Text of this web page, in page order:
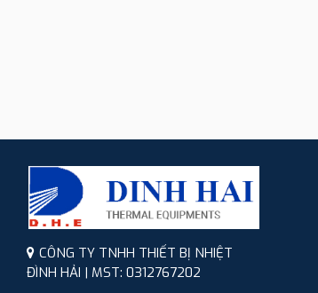
CÔNG TY TNHH THIẾT BỊ NHIỆT
ĐÌNH HẢI | MST: 0312767202